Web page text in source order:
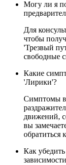
Могу ли я
Для
чтобы
'Трезвый
свободные
Какие
'Лирики'?
Симптомы
движений,
вы
обратиться
Как убедить